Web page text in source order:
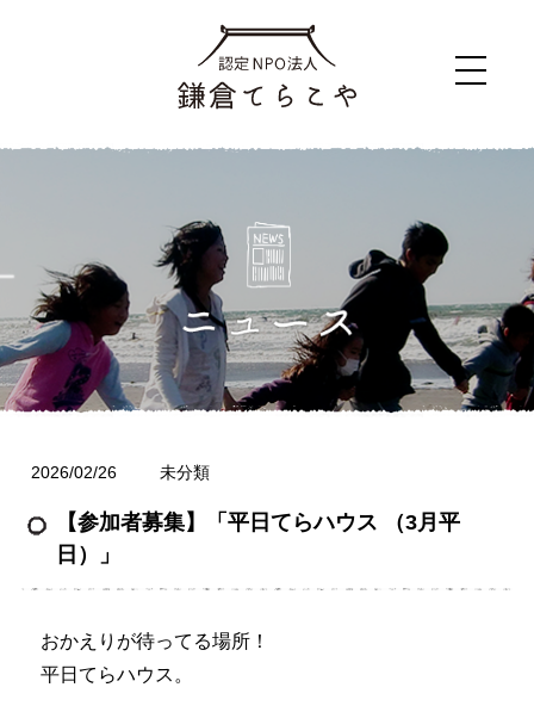
2026/02/26 未分類
【参加者募集】「平日てらハウス （3月平
日）」
おかえりが待ってる場所！
平日てらハウス。